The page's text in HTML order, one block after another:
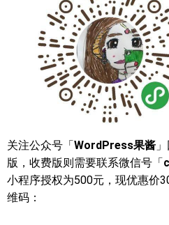
关注公众号「WordPress果酱
版，收费版则需要联系微信号「
小程序授权为500元，现优惠价
维码：